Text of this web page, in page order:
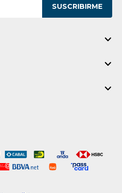
SUSCRIBIRME